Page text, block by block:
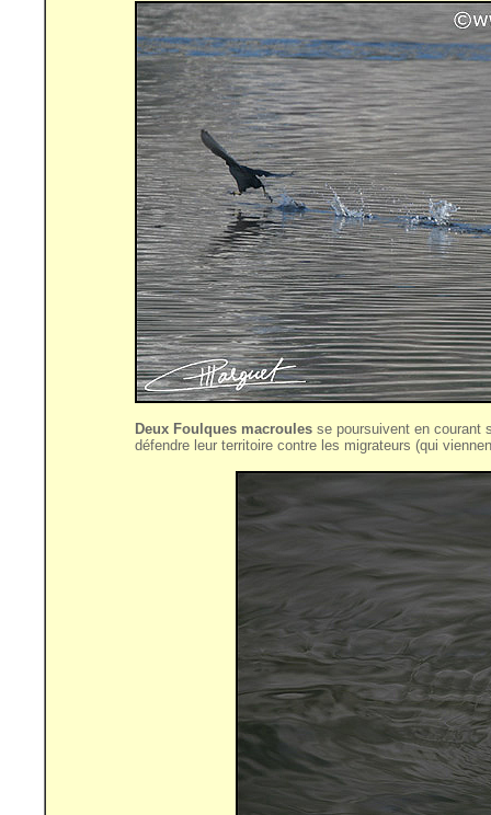
Deux Foulques macroules se poursuivent en courant
défendre leur territoire contre les migrateurs (qui